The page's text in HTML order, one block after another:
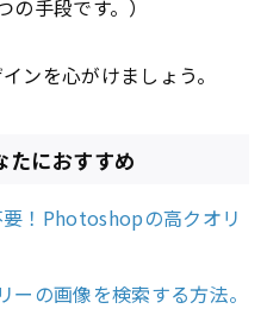
手段です。）
ンを心がけましょう。
たにおすすめ
要！Photoshopの高クオリ
の画像を検索する方法。